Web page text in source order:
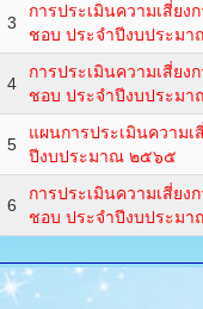
3
การประเมินความเสี่ยง
ชอบ ประจำปีงบประม
4
การประเมินความเสี่ยง
ชอบ ประจำปีงบประม
5
แผนการประเมินความเ
ปีงบประมาณ ๒๕๖๕
6
การประเมินความเสี่ยง
ชอบ ประจำปีงบประม